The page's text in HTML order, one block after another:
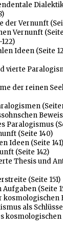
der Vernunft
Vernunft
Ideen (Seite
vierte
der reinen
Paralogismus
(Seite 140)
Ideen (Seite 141)
(Seite 142)
Thesis und
(Seite 151)
(Seite
als